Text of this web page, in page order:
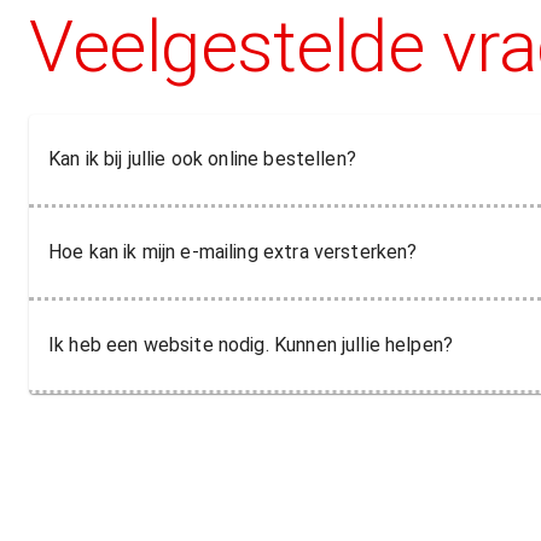
Veelgestelde
Kan ik bij jullie ook online bestellen?
Hoe kan ik mijn e-mailing extra versterken?
Ik heb een website nodig. Kunnen jullie helpen?